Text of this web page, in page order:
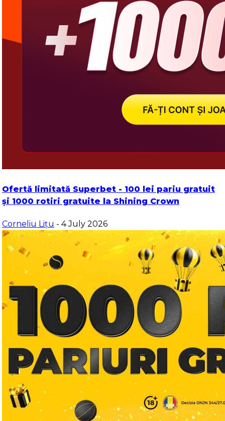
Ofertă limitată Superbet - 100 lei pariu gratuit
și 1000 rotiri gratuite la Shining Crown
Corneliu Lițu - 4 July 2026